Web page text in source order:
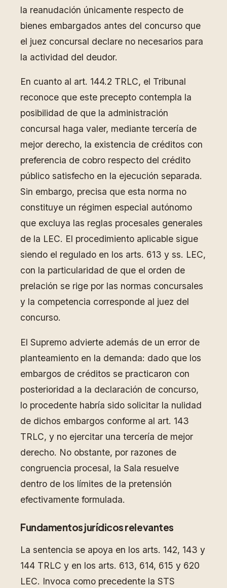
la reanudación únicamente respecto de
bienes embargados antes del concurso que
el juez concursal declare no necesarios para
la actividad del deudor.
En cuanto al art. 144.2 TRLC, el Tribunal
reconoce que este precepto contempla la
posibilidad de que la administración
concursal haga valer, mediante tercería de
mejor derecho, la existencia de créditos con
preferencia de cobro respecto del crédito
público satisfecho en la ejecución separada.
Sin embargo, precisa que esta norma no
constituye un régimen especial autónomo
que excluya las reglas procesales generales
de la LEC. El procedimiento aplicable sigue
siendo el regulado en los arts. 613 y ss. LEC,
con la particularidad de que el orden de
prelación se rige por las normas concursales
y la competencia corresponde al juez del
concurso.
El Supremo advierte además de un error de
planteamiento en la demanda: dado que los
embargos de créditos se practicaron con
posterioridad a la declaración de concurso,
lo procedente habría sido solicitar la nulidad
de dichos embargos conforme al art. 143
TRLC, y no ejercitar una tercería de mejor
derecho. No obstante, por razones de
congruencia procesal, la Sala resuelve
dentro de los límites de la pretensión
efectivamente formulada.
Fundamentos jurídicos relevantes
La sentencia se apoya en los arts. 142, 143 y
144 TRLC y en los arts. 613, 614, 615 y 620
LEC. Invoca como precedente la STS